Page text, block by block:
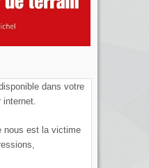
dans votre
internet.
nous est la victime